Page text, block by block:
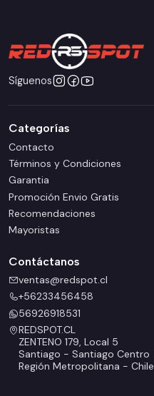
Síguenos
Categorías
Contacto
Términos y Condiciones
Garantia
Promoción Envio Gratis
Recomendaciones
Mayoristas
Contáctanos
ventas@redspot.cl
+56233456458
56926918531
REDSPOT.CL
ZENTENO 179, Local 5
Santiago - Santiago Centro
Región Metropolitana - Chile